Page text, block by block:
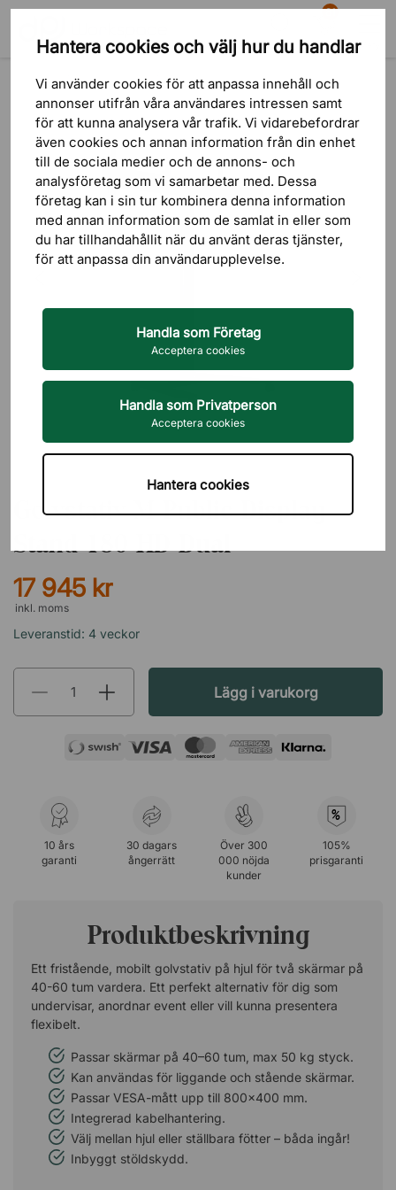
Hantera cookies och välj hur du handlar
Vi använder cookies för att anpassa innehåll och
annonser utifrån våra användares intressen samt
för att kunna analysera vår trafik. Vi vidarebefordrar
även cookies och annan information från din enhet
till de sociala medier och de annons- och
analysföretag som vi samarbetar med. Dessa
företag kan i sin tur kombinera denna information
med annan information som de samlat in eller som
du har tillhandahållit när du använt deras tjänster,
för att anpassa din användarupplevelse.
Handla som Företag
Acceptera cookies
Handla som Privatperson
Acceptera cookies
Hantera cookies
Sök
81
Varukorg Meny
Golvstativ M Public Display
Stand 180 HD Dual
17 945 kr
inkl. moms
Leveranstid: 4 veckor
Lägg i varukorg
10 års
garanti
30 dagars
ångerrätt
Över 300
000 nöjda
kunder
%
105%
prisgaranti
Produktbeskrivning
Ett fristående, mobilt golvstativ på hjul för två skärmar på
40-60 tum vardera. Ett perfekt alternativ för dig som
undervisar, anordnar event eller vill kunna presentera
flexibelt.
Passar skärmar på 40–60 tum, max 50 kg styck.
Kan användas för liggande och stående skärmar.
Passar VESA-mått upp till 800x400 mm.
Integrerad kabelhantering.
Välj mellan hjul eller ställbara fötter – båda ingår!
Inbyggt stöldskydd.